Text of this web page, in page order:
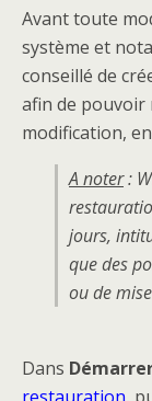
Avant toute
système et
conseillé de
afin de pouvoir
modification,
A noter:
jours,
que des
ou de
Dans